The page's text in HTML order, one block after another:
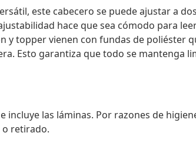
este cabecero se puede ajustar a
hace que sea cómodo para
y topper vienen con fundas de poliéster
Esto garantiza que todo se mantenga
incluye las láminas. Por razones de
o retirado.